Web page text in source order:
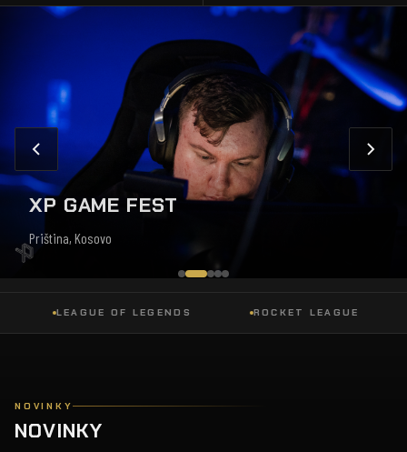
XP GAME FEST
Priština, Kosovo
LEAGUE OF LEGENDS ROCKET LEAGUE
NOVINKY
NOVINKY